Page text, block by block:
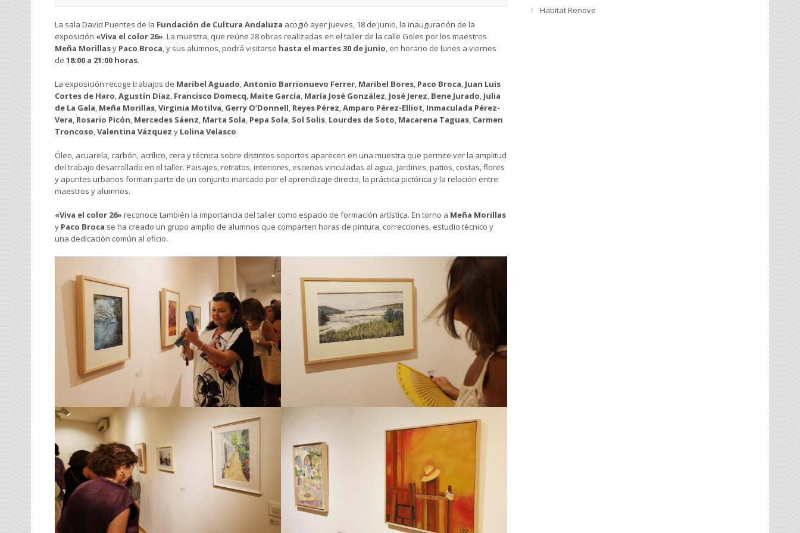
La sala David Puentes de la Fundación de Cultura Andaluza acogió ayer jueves, 18 de junio, la inauguración de la
exposición «Viva el color 26». La muestra, que reúne 28 obras realizadas en el taller de la calle Goles por los maestros
Meña Morillasy Paco Broca, y sus alumnos, podrá visitarse hasta el martes 30 de junio, en horario de lunes a viernes
de 18:00 a 21:00 horas.
La exposición recoge trabajos de Maribel Aguado,Antonio Barrionuevo Ferrer, Maribel Bores, Paco Broca, Juan Luis
Cortes de Haro,Agustín Díaz, Francisco Domecq, Maite García, María José González, José Jerez, Bene Jurado, Julia
de La Gala, Meña Morillas,Virginia Motilva, Gerry O’Donnell, Reyes Pérez,Amparo Pérez-Elliot, Inmaculada Pérez-
Vera, Rosario Picón, Mercedes Sáenz, Marta Sola, Pepa Sola, Sol Solis, Lourdes de Soto, Macarena Taguas, Carmen
Troncoso,Valentina Vázquez y Lolina Velasco.
Óleo, acuarela, carbón, acrílico, cera y técnica sobre distintos soportes aparecen en una muestra que permite ver la amplitud
del trabajo desarrollado en el taller. Paisajes, retratos, interiores, escenas vinculadas al agua, jardines, patios, costas, flores
y apuntes urbanos forman parte de un conjunto marcado por el aprendizaje directo, la práctica pictórica y la relación entre
maestros y alumnos.
«Viva el color 26» reconoce también la importancia del taller como espacio de formación artística. En torno a Meña Morillas
y Paco Broca se ha creado un grupo amplio de alumnos que comparten horas de pintura, correcciones, estudio técnico y
una dedicación común al oficio.
Habitat Renove